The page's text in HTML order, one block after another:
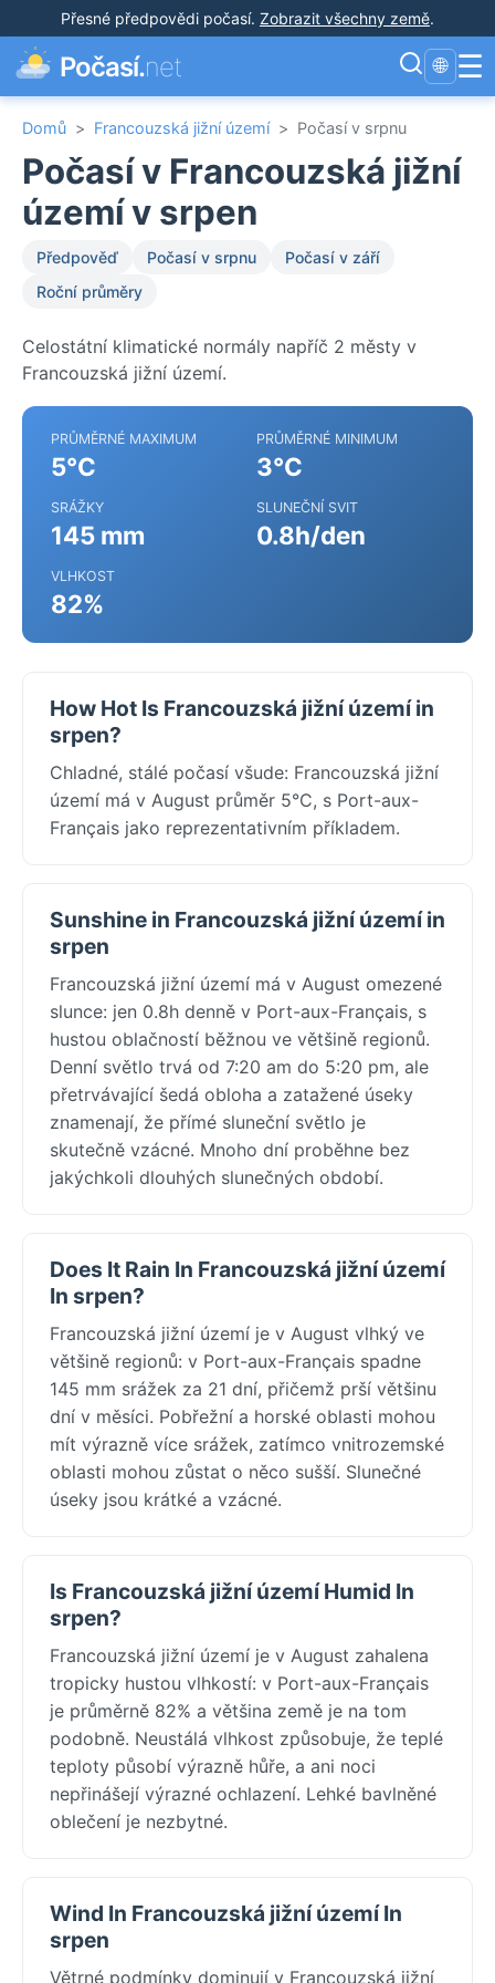
Přesné předpovědi počasí. Zobrazit všechny země.
Počasí.net 🌐 ☰
Domů > Francouzská jižní území > Počasí v srpnu
Počasí v Francouzská jižní
území v srpen
Předpověď Počasí v srpnu
Počasí v září
Roční průměry
Celostátní klimatické normály napříč 2 městy v
Francouzská jižní území.
PRŮMĚRNÉ MAXIMUM
5°C
PRŮMĚRNÉ MINIMUM
3°C
SRÁŽKY
145 mm
SLUNEČNÍ SVIT
0.8h/den
VLHKOST
82%
How Hot Is Francouzská jižní území in
srpen?
Chladné, stálé počasí všude: Francouzská jižní
území má v August průměr 5°C, s Port-aux-
Français jako reprezentativním příkladem.
Sunshine in Francouzská jižní území in
srpen
Francouzská jižní území má v August omezené
slunce: jen 0.8h denně v Port-aux-Français, s
hustou oblačností běžnou ve většině regionů.
Denní světlo trvá od 7:20 am do 5:20 pm, ale
přetrvávající šedá obloha a zatažené úseky
znamenají, že přímé sluneční světlo je
skutečně vzácné. Mnoho dní proběhne bez
jakýchkoli dlouhých slunečných období.
Does It Rain In Francouzská jižní území
In srpen?
Francouzská jižní území je v August vlhký ve
většině regionů: v Port-aux-Français spadne
145 mm srážek za 21 dní, přičemž prší většinu
dní v měsíci. Pobřežní a horské oblasti mohou
mít výrazně více srážek, zatímco vnitrozemské
oblasti mohou zůstat o něco sušší. Slunečné
úseky jsou krátké a vzácné.
Is Francouzská jižní území Humid In
srpen?
Francouzská jižní území je v August zahalena
tropicky hustou vlhkostí: v Port-aux-Français
je průměrně 82% a většina země je na tom
podobně. Neustálá vlhkost způsobuje, že teplé
teploty působí výrazně hůře, a ani noci
nepřinášejí výrazné ochlazení. Lehké bavlněné
oblečení je nezbytné.
Wind In Francouzská jižní území In
srpen
Větrné podmínky dominují v Francouzská jižní